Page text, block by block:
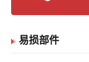
易损部件